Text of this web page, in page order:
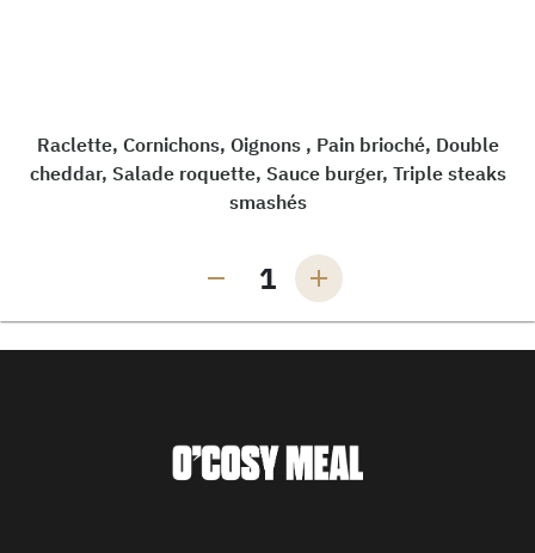
Raclette, Cornichons, Oignons , Pain brioché, Double
cheddar, Salade roquette, Sauce burger, Triple steaks
smashés
1